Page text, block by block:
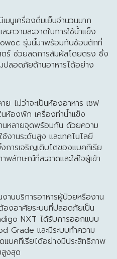
มนูเครื่องดื่มเย็นจำนวนมาก
ความสะอาดในการใช้น้ำแข็ง
รุ่นนี้มาพร้อมกับช้อนตักที่
ร์ ช่วยลดการสัมผัสโดยตรง ซึ่ง
ปลอดภัยด้านอาหารได้อย่าง
ย ไม่ว่าจะเป็นห้องอาหาร เชฟ
นห้องพัก เครื่องทำน้ำแข็ง
นหลายจุดพร้อมกัน ด้วยความ
งานระดับสูง และเทคโนโลยี
ารเจริญเติบโตของแบคทีเรีย
พลักษณ์ที่สะอาดและใส่ใจผู้เข้า
งานบริการอาหารผู้ป่วยหรืองาน
องอาศัยระบบที่ปลอดภัยเป็น
NXT ได้รับการออกแบบ
Grade และมีระบบทำความ
บคทีเรียได้อย่างมีประสิทธิภาพ
งสุด